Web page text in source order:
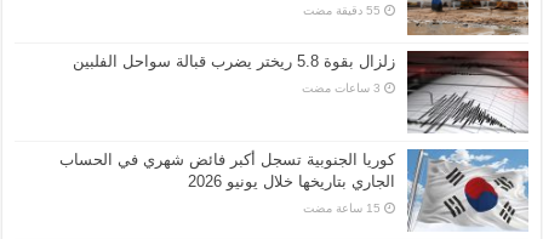
زلزال بقوة 5.8 ريختر يضرب قبالة سواحل الفلبين
كوريا الجنوبية تسجل أكبر فائض شهري في الحساب
الجاري بتاريخها خلال يونيو 2026